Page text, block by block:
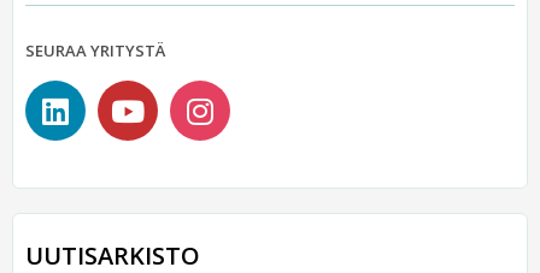
SEURAA YRITYSTÄ
UUTISARKISTO